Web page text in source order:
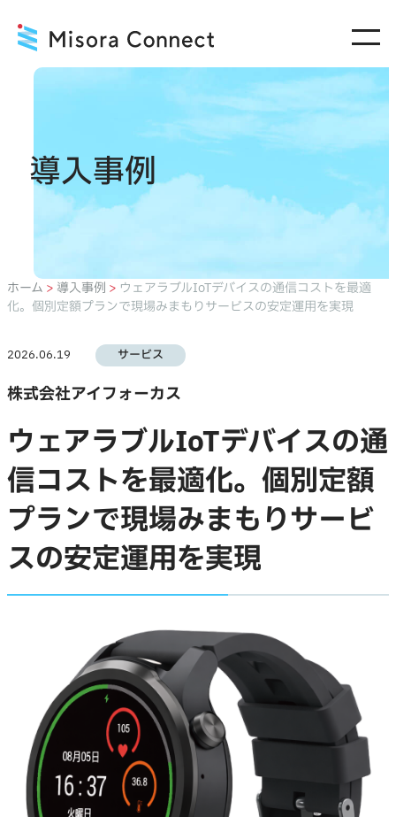
容
導入事例
ホーム > 導入事例 > ウェアラブルIoTデバイスの通信コストを最適
化。個別定額プランで現場みまもりサービスの安定運用を実現
2026.06.19 サービス
株式会社アイフォーカス
ウェアラブルIoTデバイスの通
信コストを最適化。個別定額
プランで現場みまもりサービ
スの安定運用を実現